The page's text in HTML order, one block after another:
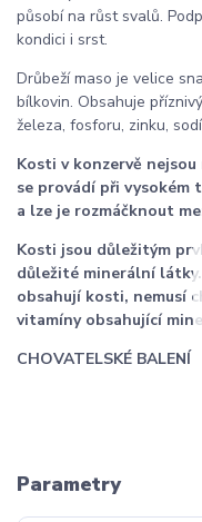
působí na růst svalů.
kondici i srst.
Drůbeží maso je velice
bílkovin. Obsahuje
železa, fosforu, zinku,
Kosti v konzervě
se provádí při vysokém
a lze je rozmáčknout
Kosti jsou důležitým
důležité minerální
obsahují kosti, nemusí
vitamíny obsahující
CHOVATELSKÉ BALENÍ
Parametry